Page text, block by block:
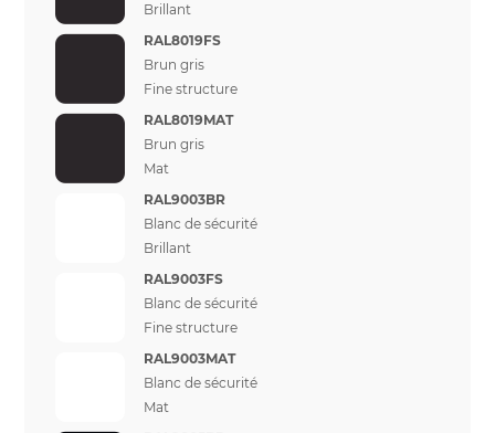
Brillant
RAL8019FS
Brun gris
Fine structure
RAL8019MAT
Brun gris
Mat
RAL9003BR
Blanc de sécurité
Brillant
RAL9003FS
Blanc de sécurité
Fine structure
RAL9003MAT
Blanc de sécurité
Mat